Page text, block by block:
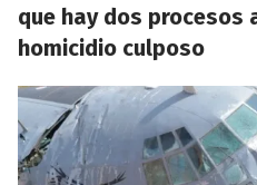
que hay dos procesos
homicidio culposo